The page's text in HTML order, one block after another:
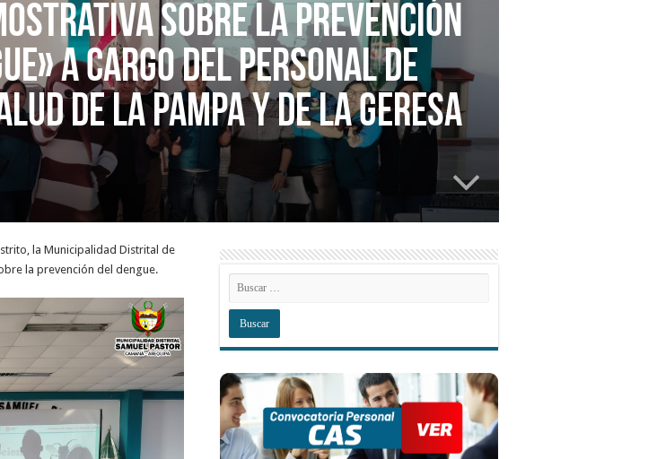
sobre la prevención
a cargo del personal de
de la Pampa y de la Geresa
la Municipalidad Distrital de
la prevención del dengue.